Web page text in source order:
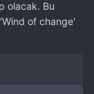
olacak. Bu
of change'